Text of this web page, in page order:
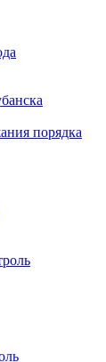
порядка